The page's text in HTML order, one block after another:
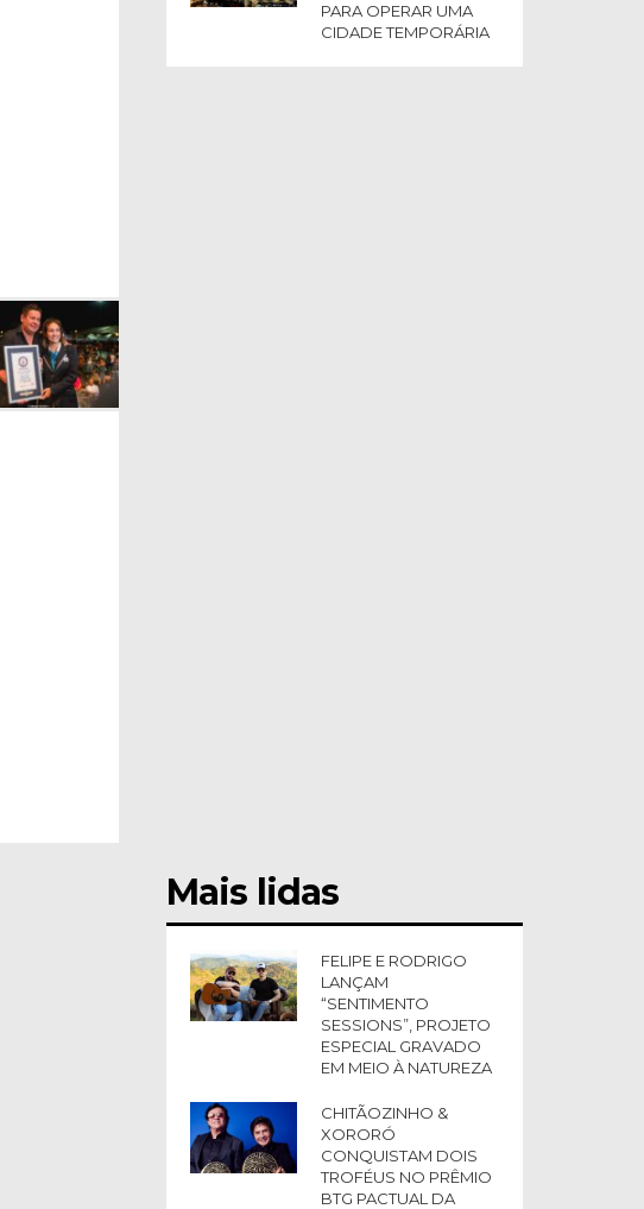
PARA OPERAR UMA
CIDADE TEMPORÁRIA
Mais lidas
FELIPE E RODRIGO
LANÇAM
“SENTIMENTO
SESSIONS”, PROJETO
ESPECIAL GRAVADO
EM MEIO À NATUREZA
CHITÃOZINHO &
XORORÓ
CONQUISTAM DOIS
TROFÉUS NO PRÊMIO
BTG PACTUAL DA